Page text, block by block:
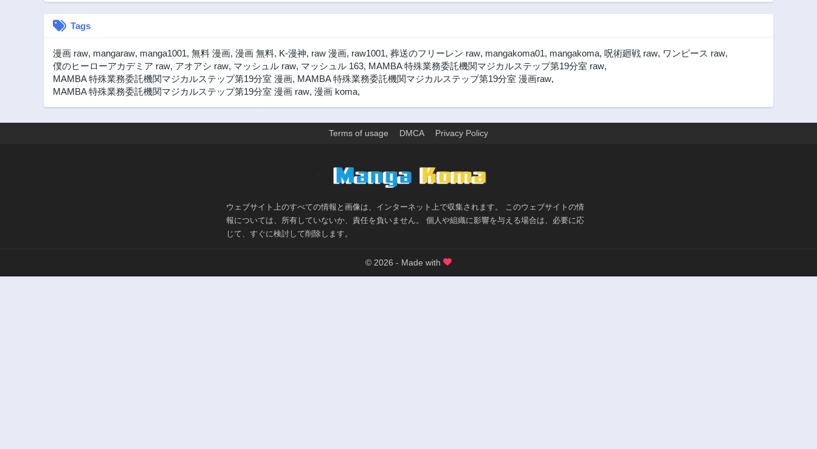
Tags
漫画 raw, mangaraw, manga1001, 無料 漫画, 漫画 無料, K-漫神, raw 漫画, raw1001, 葬送のフリーレン raw, mangakoma01, mangakoma, 呪術廻戦 raw, ワンピース raw,
僕のヒーローアカデミア raw, アオアシ raw, マッシュル raw, マッシュル 163, MAMBA 特殊業務委託機関マジカルステップ第19分室 raw,
MAMBA 特殊業務委託機関マジカルステップ第19分室 漫画, MAMBA 特殊業務委託機関マジカルステップ第19分室 漫画raw,
MAMBA 特殊業務委託機関マジカルステップ第19分室 漫画 raw, 漫画 koma,
Terms of usage DMCA Privacy Policy
ウェブサイト上のすべての情報と画像は、インターネット上で収集されます。 このウェブサイトの情
報については、所有していないか、責任を負いません。 個人や組織に影響を与える場合は、必要に応
じて、すぐに検討して削除します。
© 2026 - Made with